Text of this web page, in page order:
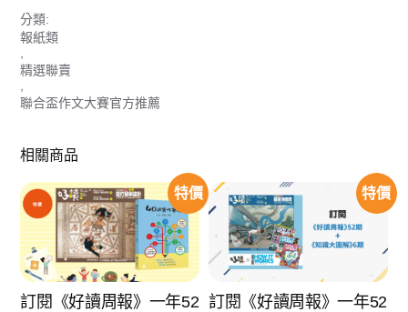
分類:
報紙類
,
精選聯賣
,
聯合盃作文大賽官方推薦
相關商品
特價
訂閱《好讀周報》一年52
特價
訂閱《好讀周報》一年52